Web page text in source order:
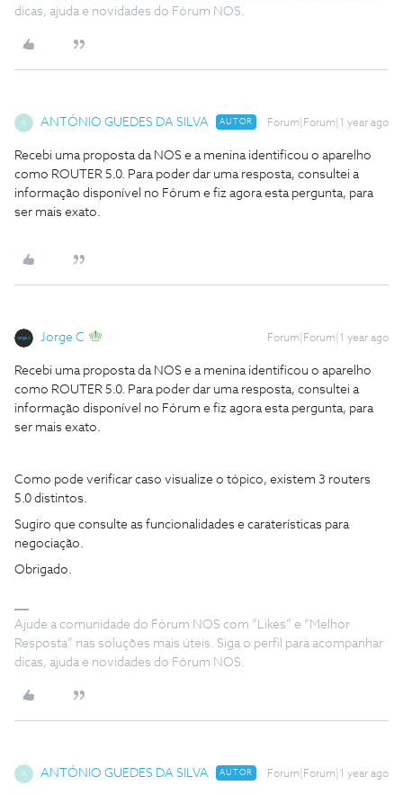
dicas, ajuda e novidades do Fórum NOS.
A ANTÓNIO GUEDES DA SILVA AUTOR Forum|Forum|1 year ago
Recebi uma proposta da NOS e a menina identificou o aparelho
como ROUTER 5.0. Para poder dar uma resposta, consultei a
informação disponível no Fórum e fiz agora esta pergunta, para
ser mais exato.
Jorge C Forum|Forum|1 year ago
Recebi uma proposta da NOS e a menina identificou o aparelho
como ROUTER 5.0. Para poder dar uma resposta, consultei a
informação disponível no Fórum e fiz agora esta pergunta, para
ser mais exato.
Como pode verificar caso visualize o tópico, existem 3 routers
5.0 distintos.
Sugiro que consulte as funcionalidades e caraterísticas para
negociação.
Obrigado.
Ajude a comunidade do Fórum NOS com “Likes” e “Melhor
Resposta” nas soluções mais úteis. Siga o perfil para acompanhar
dicas, ajuda e novidades do Fórum NOS.
A ANTÓNIO GUEDES DA SILVA AUTOR Forum|Forum|1 year ago